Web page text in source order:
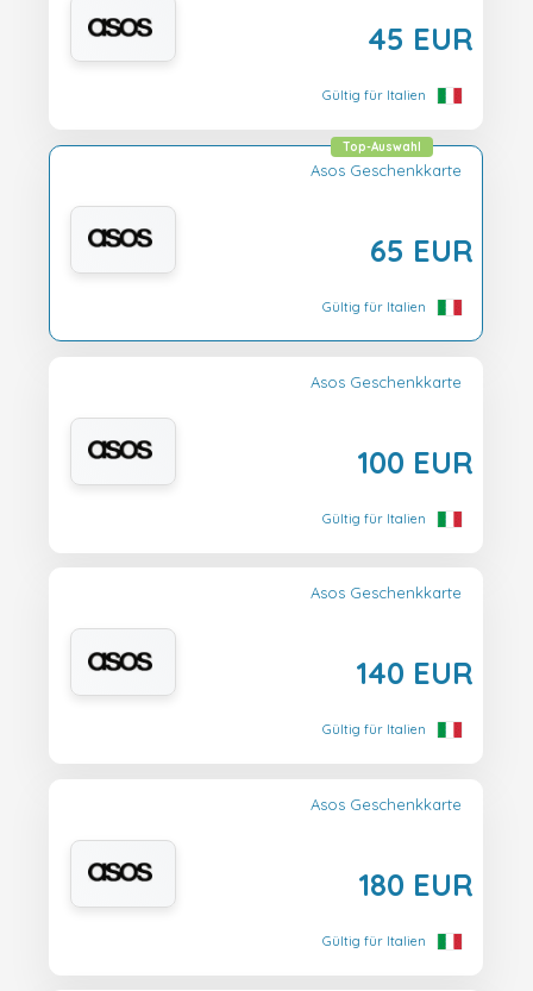
45 EUR
Gültig für Italien
Asos Geschenkkarte
65 EUR
Top-Auswahl
Gültig für Italien
Asos Geschenkkarte
100 EUR
Gültig für Italien
Asos Geschenkkarte
140 EUR
Gültig für Italien
Asos Geschenkkarte
180 EUR
Gültig für Italien